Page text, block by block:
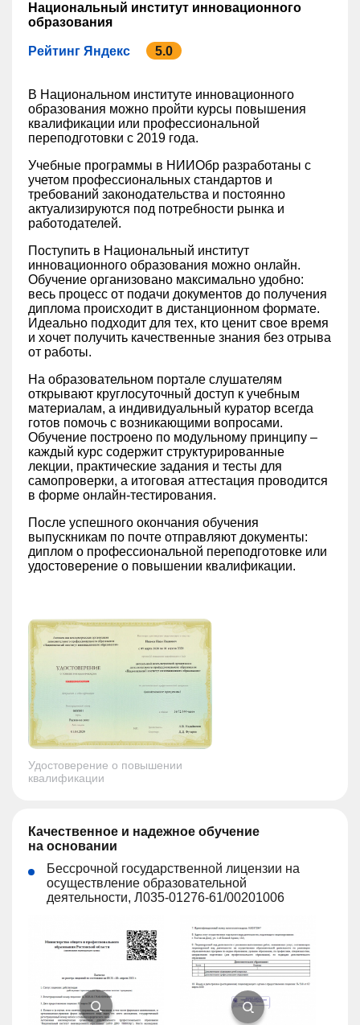
Национальный институт инновационного
образования
Рейтинг Яндекс 5.0
В Национальном институте инновационного
образования можно пройти курсы повышения
квалификации или профессиональной
переподготовки с 2019 года.
Учебные программы в НИИОбр разработаны с
учетом профессиональных стандартов и
требований законодательства и постоянно
актуализируются под потребности рынка и
работодателей.
Поступить в Национальный институт
инновационного образования можно онлайн.
Обучение организовано максимально удобно:
весь процесс от подачи документов до получения
диплома происходит в дистанционном формате.
Идеально подходит для тех, кто ценит свое время
и хочет получить качественные знания без отрыва
от работы.
На образовательном портале слушателям
открывают круглосуточный доступ к учебным
материалам, а индивидуальный куратор всегда
готов помочь с возникающими вопросами.
Обучение построено по модульному принципу –
каждый курс содержит структурированные
лекции, практические задания и тесты для
самопроверки, а итоговая аттестация проводится
в форме онлайн-тестирования.
После успешного окончания обучения
выпускникам по почте отправляют документы:
диплом о профессиональной переподготовке или
удостоверение о повышении квалификации.
Удостоверение о повышении
квалификации
Качественное и надежное обучение
на основании
Бессрочной государственной лицензии на
осуществление образовательной
деятельности, Л035-01276-61/00201006